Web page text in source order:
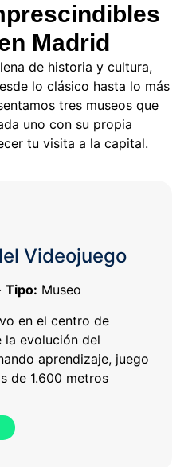
Madrid
de historia y cultura,
lo clásico hasta lo más
tres museos que
uno con su propia
tu visita a la capital.
Videojuego
Tipo: Museo
en el centro de
la evolución del
aprendizaje, juego
de 1.600 metros